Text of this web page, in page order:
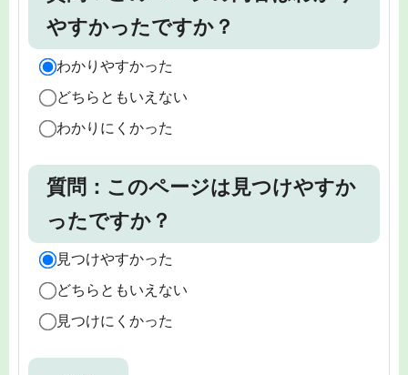
やすかったですか？
わかりやすかった
どちらともいえない
わかりにくかった
質問：このページは見つけやすか
ったですか？
見つけやすかった
どちらともいえない
見つけにくかった